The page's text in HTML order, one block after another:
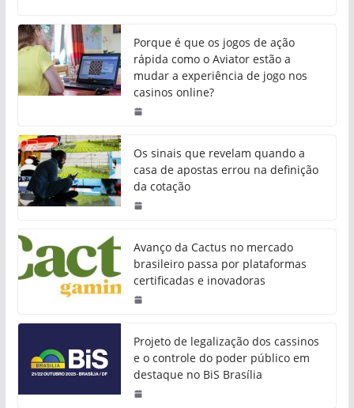
Porque é que os jogos de ação
rápida como o Aviator estão a
mudar a experiência de jogo nos
casinos online?
Os sinais que revelam quando a
casa de apostas errou na definição
da cotação
Avanço da Cactus no mercado
brasileiro passa por plataformas
certificadas e inovadoras
Projeto de legalização dos cassinos
e o controle do poder público em
destaque no BiS Brasília